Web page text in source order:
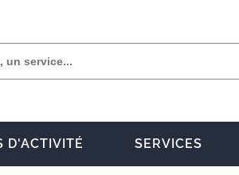
D'ACTIVITÉ SERVICES